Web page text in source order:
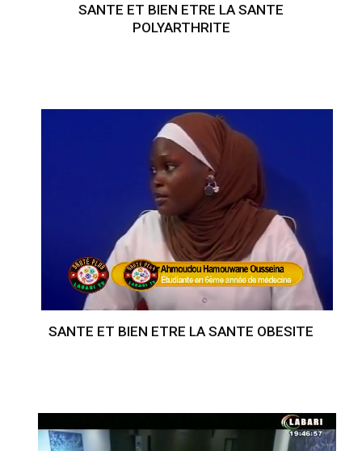
SANTE ET BIEN ETRE LA SANTE
POLYARTHRITE
SANTE ET BIEN ETRE LA SANTE OBESITE